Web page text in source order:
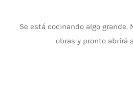
Se está cocinando algo grande.
obras y pronto abrirá